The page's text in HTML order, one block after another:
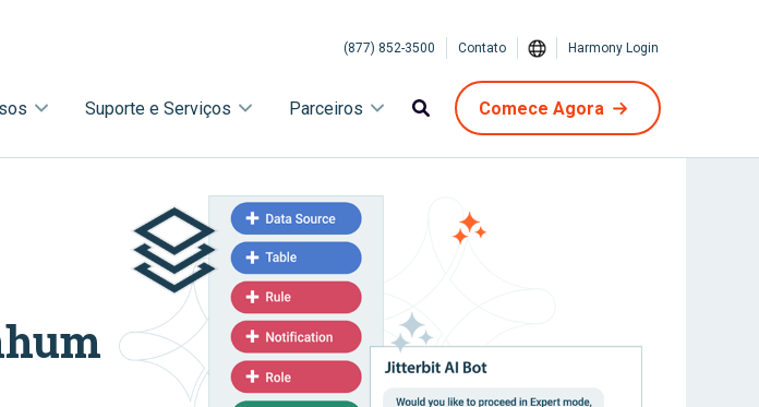
(877) 852-3500 Contato Harmony Login
Suporte e Serviços Parceiros Comece Agora